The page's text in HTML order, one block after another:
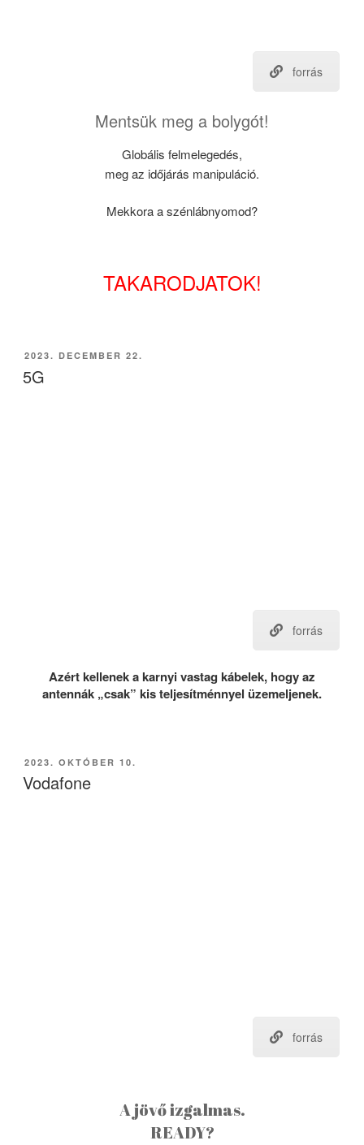
forrás
Mentsük meg a bolygót!
Globális felmelegedés,
meg az időjárás manipuláció.
Mekkora a szénlábnyomod?
TAKARODJATOK!
BEKÜLDVE:
2023. DECEMBER 22.
5G
forrás
Azért kellenek a karnyi vastag kábelek, hogy az
antennák „csak” kis teljesítménnyel üzemeljenek.
BEKÜLDVE:
2023. OKTÓBER 10.
Vodafone
forrás
A jövő izgalmas.
READY?